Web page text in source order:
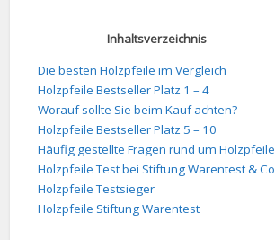
Inhaltsverzeichnis
Die besten Holzpfeile im Vergleich
Holzpfeile Bestseller Platz 1 – 4
Worauf sollte Sie beim Kauf achten?
Holzpfeile Bestseller Platz 5 – 10
Häufig gestellte Fragen rund um Holzpfeile
Holzpfeile Test bei Stiftung Warentest & Co
Holzpfeile Testsieger
Holzpfeile Stiftung Warentest